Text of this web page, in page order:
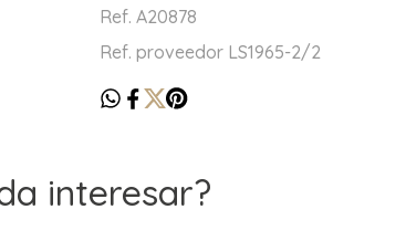
Ref. A20878
Ref. proveedor LS1965-2/2
interesar?